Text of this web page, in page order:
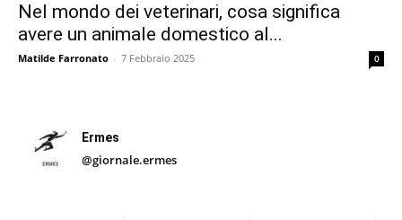
Nel mondo dei veterinari, cosa significa
avere un animale domestico al...
Matilde Farronato - 7 Febbraio 2025 0
Ermes
@giornale.ermes